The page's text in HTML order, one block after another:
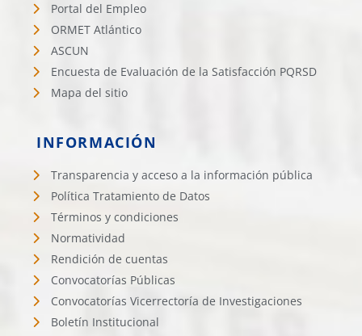
Portal del Empleo
ORMET Atlántico
ASCUN
Encuesta de Evaluación de la Satisfacción PQRSD
Mapa del sitio
INFORMACIÓN
Transparencia y acceso a la información pública
Política Tratamiento de Datos
Términos y condiciones
Normatividad
Rendición de cuentas
Convocatorías Públicas
Convocatorías Vicerrectoría de Investigaciones
Boletín Institucional